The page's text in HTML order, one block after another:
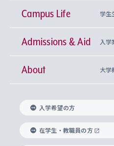
神学部
文学部
総合人間科学部
経済学部
興味から学科を探す
上智大学の全学共通
基盤教育センター
キリスト教人間学
身体知
上智大学の語学教育
言語教育研究センタ
上智大学のグローバ
グローバル教育セン
学びのサポート
研究所 等
キリスト教文化研究
中世思想研究所
国際言語情報研究所
Sophia Open
産官学連携
知的財産
研究支援制度
Campus Life 学生
学期区分と授業時間割
課外活動
課外教育プログラム
ボランティア活動
グローバルな学びの
学生の相談窓口
Admissions & Aid 入学
上智大学で取得できる
入れの方針）
科目等履修生
About 大学
理事長・学長メッセー
学長・副学長紹介
上智大学の精神
入学希望の方
在学生・教職員の方